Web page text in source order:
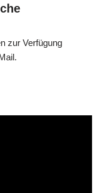
zur Verfügung